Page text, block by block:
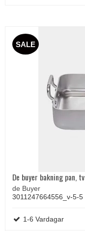
SALE
De buyer bakning pan,
de Buyer
3011247664556_v-5-5
1-6 Vardagar